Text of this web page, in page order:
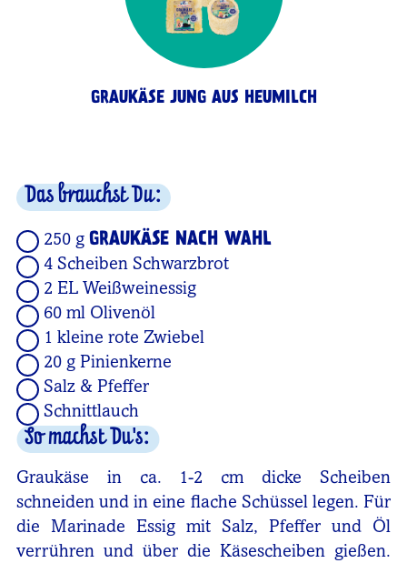
GRAUKÄSE JUNG AUS HEUMILCH
Das brauchst Du:
250 g GRAUKÄSE NACH WAHL
4 Scheiben Schwarzbrot
2 EL Weißweinessig
60 ml Olivenöl
1 kleine rote Zwiebel
20 g Pinienkerne
Salz & Pfeffer
Schnittlauch
So machst Du's:
Graukäse in ca. 1-2 cm dicke Scheiben
schneiden und in eine flache Schüssel legen. Für
die Marinade Essig mit Salz, Pfeffer und Öl
verrühren und über die Käsescheiben gießen.